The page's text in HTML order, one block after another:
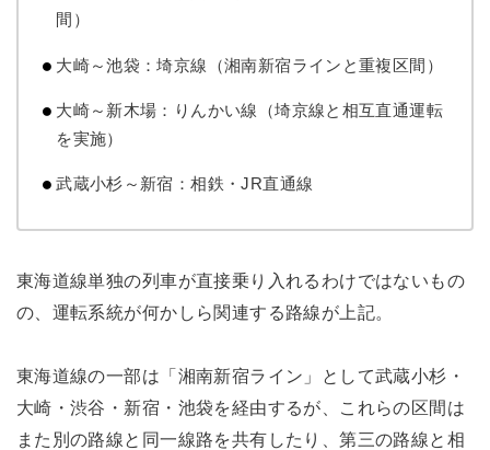
間）
大崎～池袋：埼京線（湘南新宿ラインと重複区間）
大崎～新木場：りんかい線（埼京線と相互直通運転
を実施）
武蔵小杉～新宿：相鉄・JR直通線
東海道線単独の列車が直接乗り入れるわけではないもの
の、運転系統が何かしら関連する路線が上記。
東海道線の一部は「湘南新宿ライン」として武蔵小杉・
大崎・渋谷・新宿・池袋を経由するが、これらの区間は
また別の路線と同一線路を共有したり、第三の路線と相